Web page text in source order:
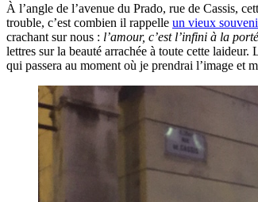
À l’angle de l’avenue du Prado, rue de Cassis,
trouble, c’est combien il rappelle un vieux
crachant sur nous : l’amour, c’est l’infini à la
lettres sur la beauté arrachée à toute cette
qui passera au moment où je prendrai l’image et